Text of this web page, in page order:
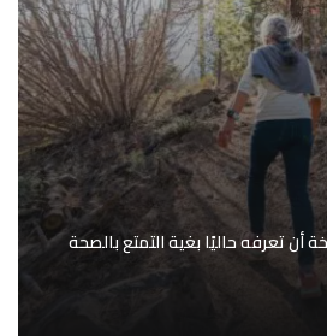
أن تعرفه حاليًا بغية التمتع بالصحة